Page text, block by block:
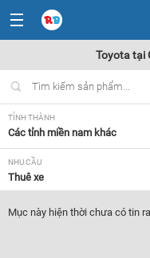
Toyota tại
TỈNH THÀNH
Các tỉnh miền nam khác
NHU CẦU
Thuê xe
Mục này hiện thời chưa có tin